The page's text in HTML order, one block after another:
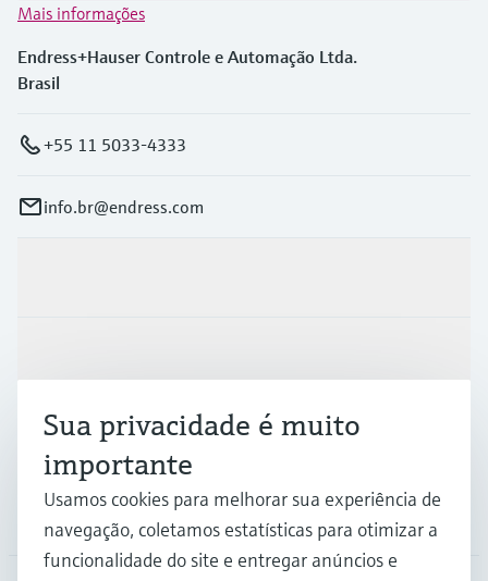
Mais informações
Endress+Hauser Controle e Automação Ltda.
Brasil
+55 11 5033-4333
info.br@endress.com
Suporte
Sua privacidade é muito
importante
Usamos cookies para melhorar sua experiência de
navegação, coletamos estatísticas para otimizar a
funcionalidade do site e entregar anúncios e